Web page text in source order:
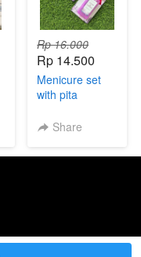
Rp 16.000
Rp 14.500
Menicure set
with pita
Share